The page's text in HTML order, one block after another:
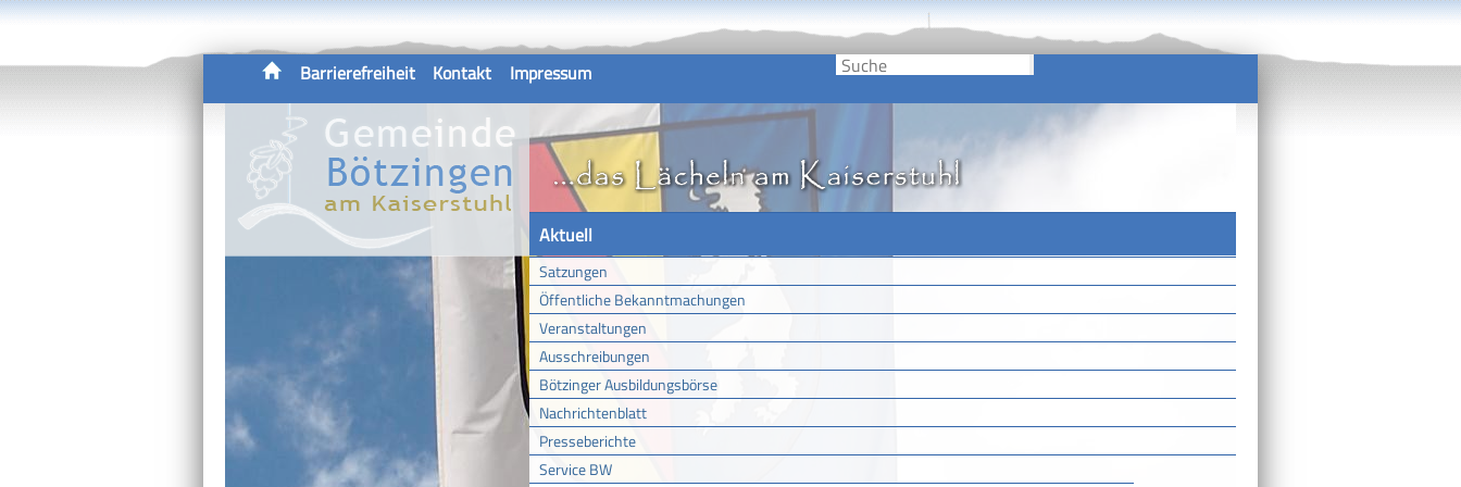
Barrierefreiheit Kontakt Impressum
Aktuell
Satzungen
Öffentliche Bekanntmachungen
Veranstaltungen
Ausschreibungen
Bötzinger Ausbildungsbörse
Nachrichtenblatt
Presseberichte
Service BW